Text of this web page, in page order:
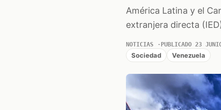
América Latina y el
extranjera directa
NOTICIAS PUBLICADO 23
Sociedad Venezuela